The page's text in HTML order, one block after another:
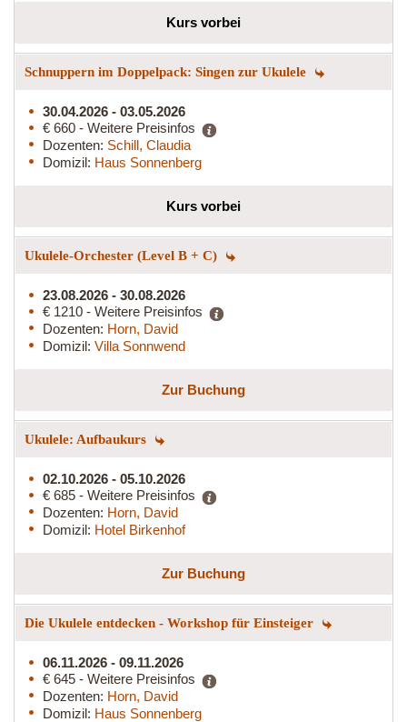
Kurs vorbei
Schnuppern im Doppelpack: Singen zur Ukulele
30.04.2026 - 03.05.2026
€ 660 - Weitere Preisinfos
Dozenten: Schill, Claudia
Domizil: Haus Sonnenberg
Kurs vorbei
Ukulele-Orchester (Level B + C)
23.08.2026 - 30.08.2026
€ 1210 - Weitere Preisinfos
Dozenten: Horn, David
Domizil: Villa Sonnwend
Zur Buchung
Ukulele: Aufbaukurs
02.10.2026 - 05.10.2026
€ 685 - Weitere Preisinfos
Dozenten: Horn, David
Domizil: Hotel Birkenhof
Zur Buchung
Die Ukulele entdecken - Workshop für Einsteiger
06.11.2026 - 09.11.2026
€ 645 - Weitere Preisinfos
Dozenten: Horn, David
Domizil: Haus Sonnenberg